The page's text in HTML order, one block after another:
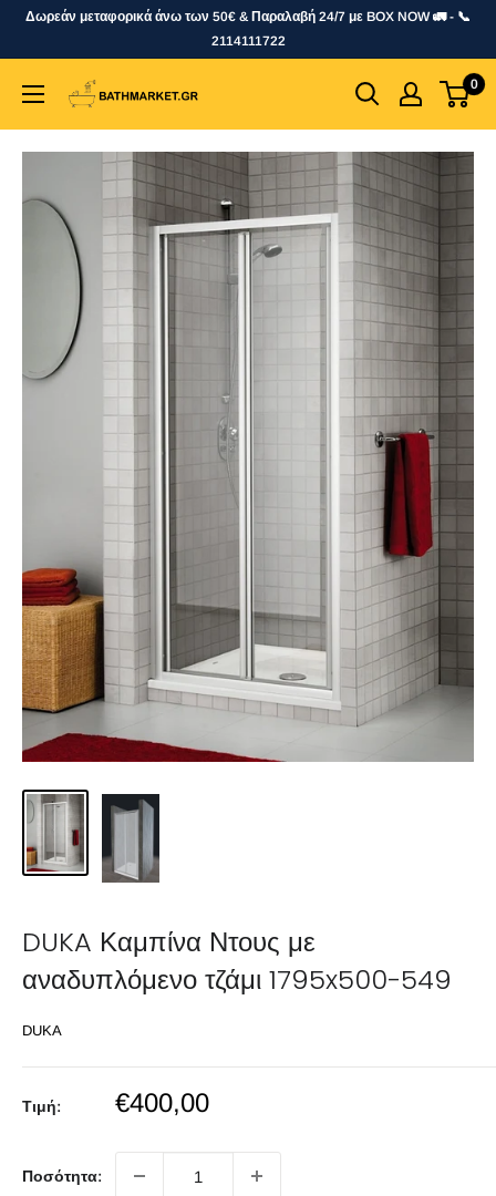
SkipΔωρεάν μεταφορικά άνω των 50€ & Παραλαβή 24/7 με BOX NOW 🚛 - 📞
2114111722
bathmarket.gr 0
DUKA Καμπίνα Ντους με
αναδυπλόμενο τζάμι 1795x500-549
DUKA
Τιμή:
Sale
€400,00
Ποσότητα: